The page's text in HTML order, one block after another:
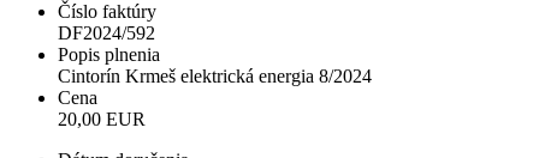
Číslo faktúry
DF2024/592
Popis plnenia
Cintorín Krmeš elektrická energia 8/2024
Cena
20,00 EUR